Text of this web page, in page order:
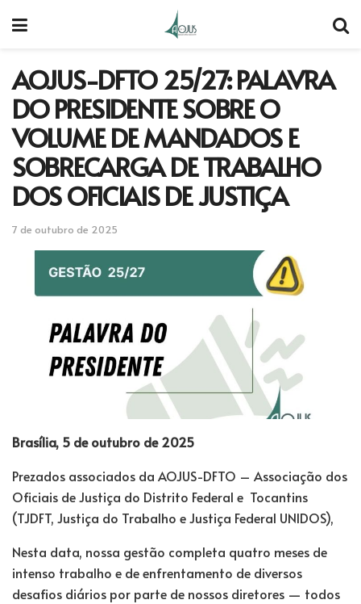
AOJUS-DFTO 25/27: PALAVRA
DO PRESIDENTE SOBRE O
VOLUME DE MANDADOS E
SOBRECARGA DE TRABALHO
DOS OFICIAIS DE JUSTIÇA
7 de outubro de 2025
Brasília, 5 de outubro de 2025
Prezados associados da AOJUS-DFTO – Associação dos
Oficiais de Justiça do Distrito Federal e Tocantins
(TJDFT, Justiça do Trabalho e Justiça Federal UNIDOS),
Nesta data, nossa gestão completa quatro meses de
intenso trabalho e de enfrentamento de diversos
desafios diários por parte de nossos diretores — todos